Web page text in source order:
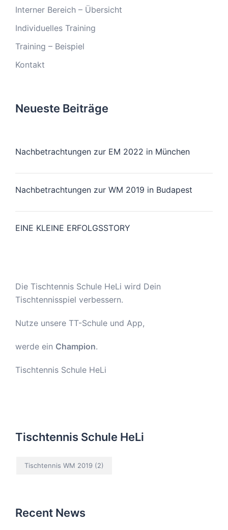
Interner Bereich – Übersicht
Individuelles Training
Training – Beispiel
Kontakt
Neueste Beiträge
Nachbetrachtungen zur EM 2022 in München
Nachbetrachtungen zur WM 2019 in Budapest
EINE KLEINE ERFOLGSSTORY
Die Tischtennis Schule HeLi wird Dein
Tischtennisspiel verbessern.
Nutze unsere TT-Schule und App,
werde ein Champion.
Tischtennis Schule HeLi
Tischtennis Schule HeLi
Tischtennis WM 2019 (2)
Recent News